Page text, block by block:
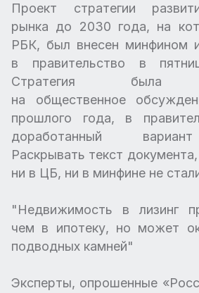
Проект стратегии
рынка до 2030 года, на
РБК, был внесен минфином
в правительство в
Стратегия была
на общественное
прошлого года, в
доработанный
Раскрывать текст
ни в ЦБ, ни в минфине не
"Недвижимость в лизинг
чем в ипотеку, но может
подводных камней"
Эксперты, опрошенные